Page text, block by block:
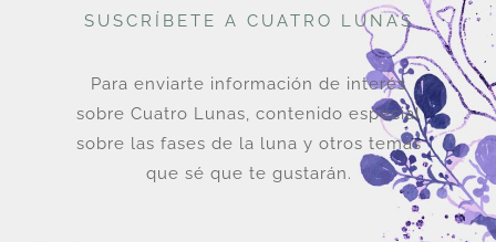
SUSCRÍBETE A CUATRO LUNAS
Para enviarte información de interés
sobre Cuatro Lunas, contenido especial
sobre las fases de la luna y otros temas
que sé que te gustarán.